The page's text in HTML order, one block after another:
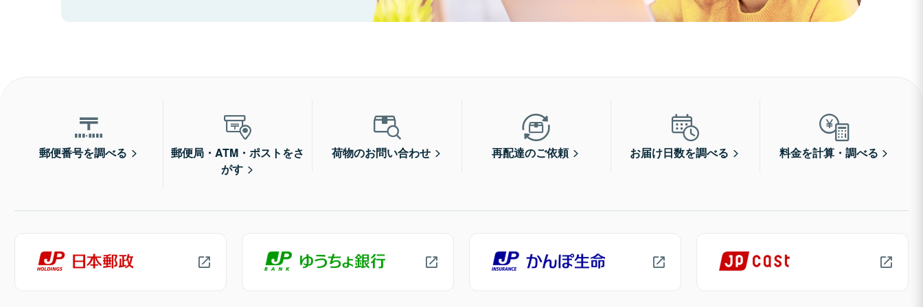
郵便番号を調べる
郵便局・ATM・ポストをさ
がす
荷物のお問い合わせ 再配達のご依頼 お届け日数を調べる 料金を計算・調べる